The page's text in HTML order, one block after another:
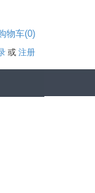
物车(0)
或 注册